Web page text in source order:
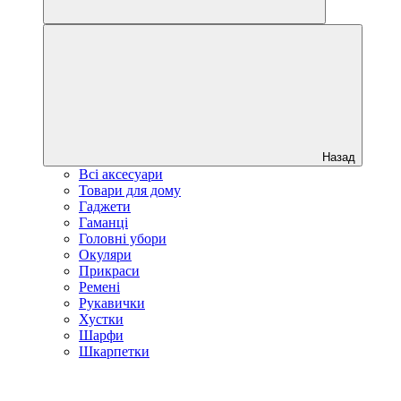
Назад
Всі аксесуари
Товари для дому
Гаджети
Гаманці
Головні убори
Окуляри
Прикраси
Ремені
Рукавички
Хустки
Шарфи
Шкарпетки